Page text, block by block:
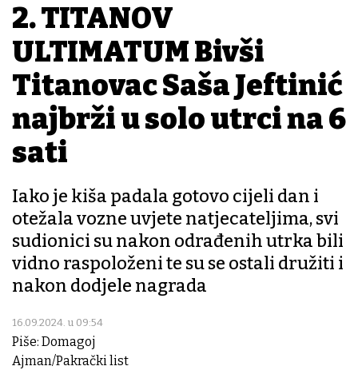
2. TITANOV
ULTIMATUM Bivši
Titanovac Saša Jeftinić
najbrži u solo utrci na 6
sati
Iako je kiša padala gotovo cijeli dan i
otežala vozne uvjete natjecateljima, svi
sudionici su nakon odrađenih utrka bili
vidno raspoloženi te su se ostali družiti i
nakon dodjele nagrada
16.09.2024. u 09:54
Piše: Domagoj
Ajman/Pakrački list